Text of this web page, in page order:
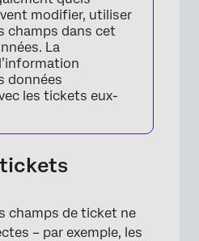
modifier, utiliser
champs dans cet
La
données
les tickets eux-
champs de ticket ne
– par exemple, les